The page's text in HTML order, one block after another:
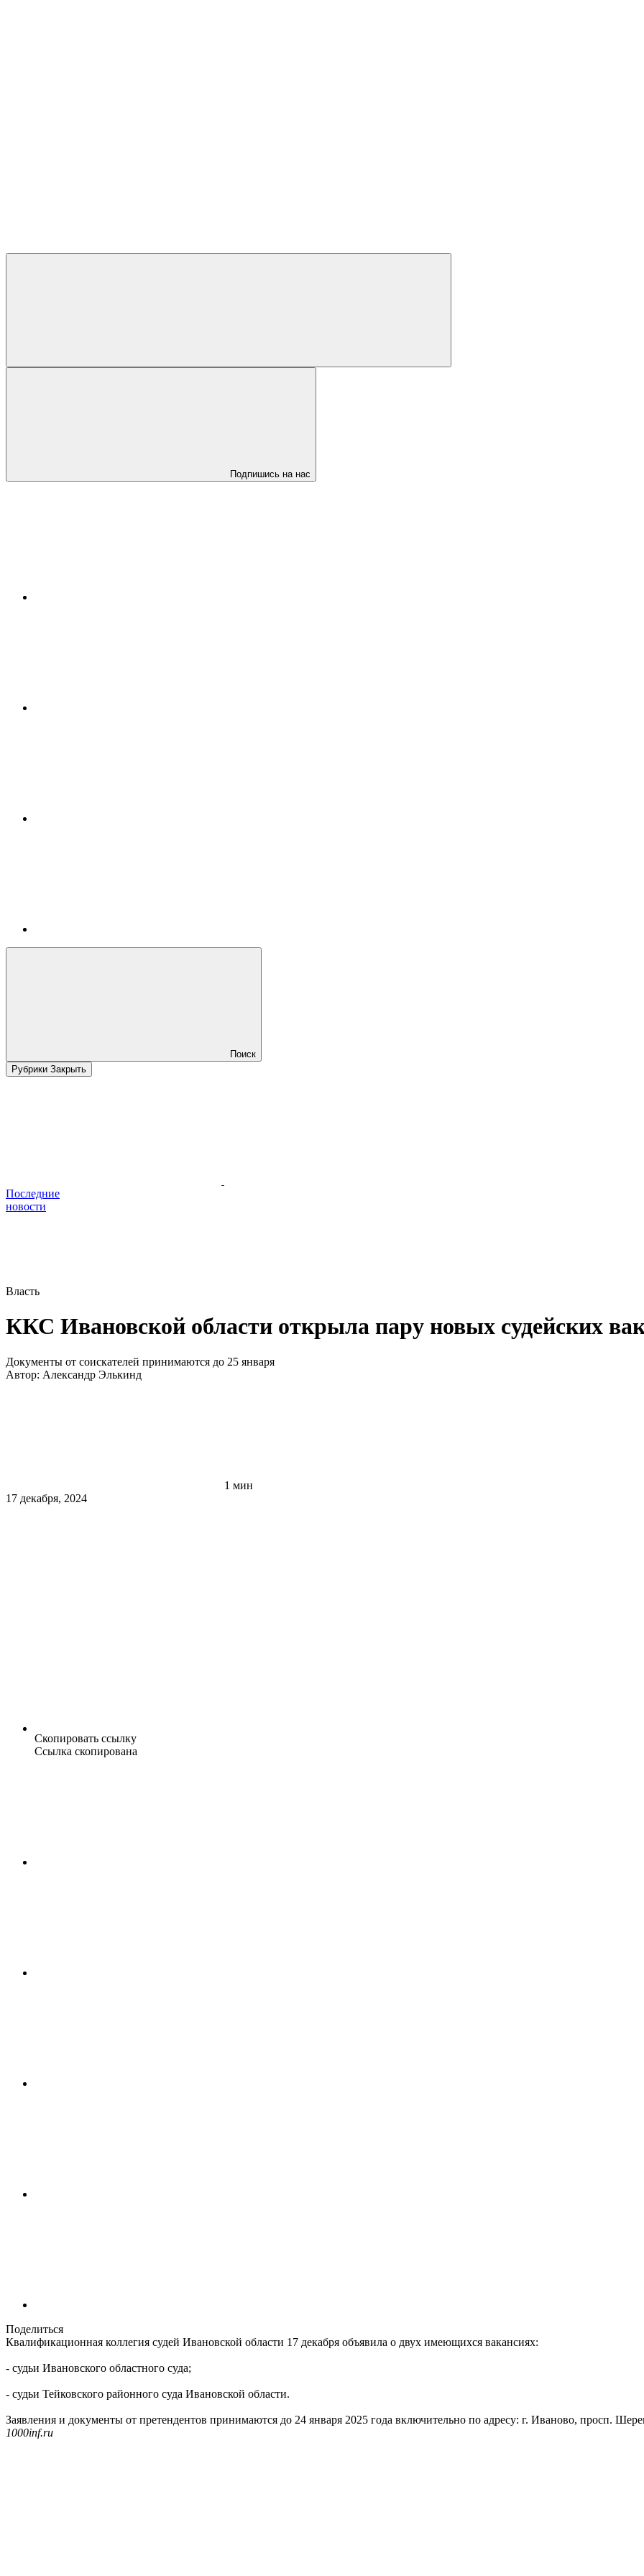
Подпишись на нас
Поиск
Рубрики Закрыть
Последние
новости
Власть
ККС Ивановской области открыла пару новых судейских
Документы от соискателей принимаются до 25 января
Автор: Александр Элькинд
1 мин
17 декабря, 2024
Скопировать ссылку
Ссылка скопирована
Поделиться
Квалификационная коллегия судей Ивановской области 17 декабря объявила о двух имеющихся вакансиях:
- судьи Ивановского областного суда;
- судьи Тейковского районного суда Ивановской области.
Заявления и документы от претендентов принимаются до 24 января 2025 года включительно по адресу: г. Иваново, просп.
1000inf.ru